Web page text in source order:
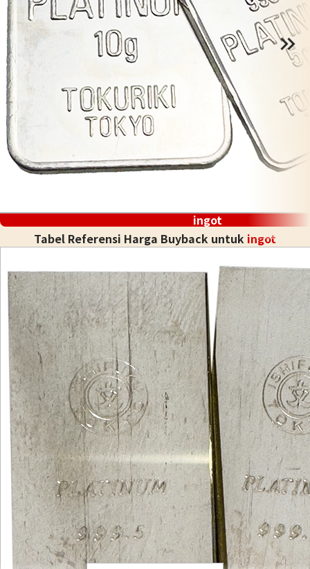
ingot
Tabel Referensi Harga Buyback untuk ingot